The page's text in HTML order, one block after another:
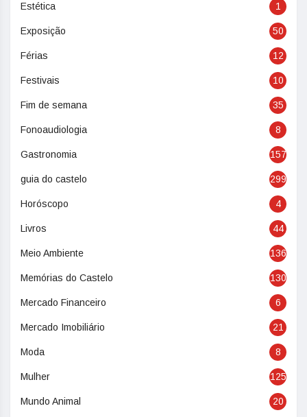
Estética 1
Exposição 50
Férias 12
Festivais 10
Fim de semana 35
Fonoaudiologia 8
Gastronomia 157
guia do castelo 299
Horóscopo 4
Livros 44
Meio Ambiente 136
Memórias do Castelo 130
Mercado Financeiro 6
Mercado Imobiliário 21
Moda 8
Mulher 125
Mundo Animal 20